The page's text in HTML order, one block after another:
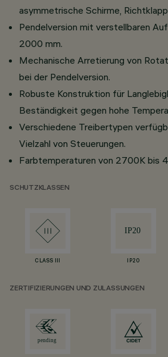
asymmetrische Schirme,
Pendelversion mit verstellbaren
2000 mm.
Mechanische Arretierung von
bei der Pendelversion.
Robuste Konstruktion für
Beständigkeit gegen hohe
Verschiedene Treibertypen
Vielzahl von Steuerungen.
Farbtemperaturen von 2700K bis
SCHUTZKLASSEN
CLASS III IP20
ZERTIFIZIERUNGEN UND ZULASSUNGEN